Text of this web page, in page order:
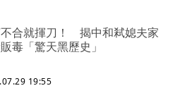
合就揮刀！ 揭中和弒媳夫家
毒「驚天黑歷史」
19:55